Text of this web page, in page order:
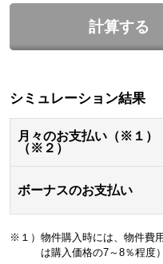
計算する
シミュレーション結果
月々のお支払い（※１）
（※２）
ボーナスのお支払い
※１）物件購入時には、物件費
は購入価格の7～8％程度